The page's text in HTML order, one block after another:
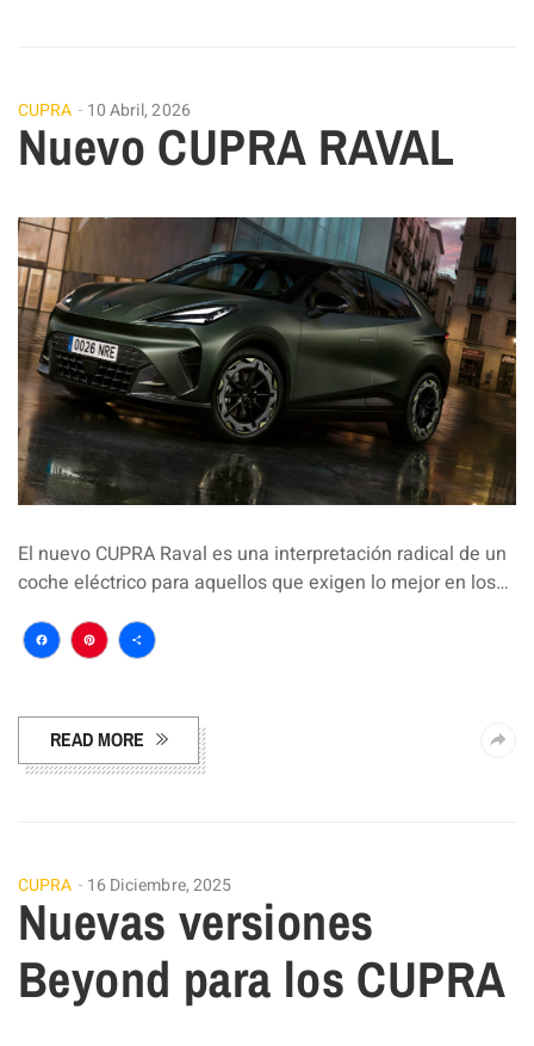
CUPRA 10 Abril, 2026
Nuevo CUPRA RAVAL
El nuevo CUPRA Raval es una interpretación radical de un
coche eléctrico para aquellos que exigen lo mejor en los…
Facebook
Pinterest
Compartir
READ MORE
CUPRA 16 Diciembre, 2025
Nuevas versiones
Beyond para los CUPRA